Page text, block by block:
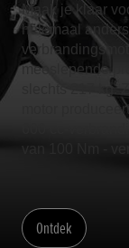
Maak je klaar
helemaal
meeslepende
slechts 217 kg.
motor
600 cc-
Ontdek